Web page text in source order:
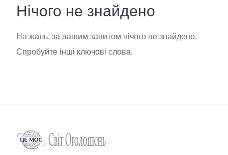
Нічого не знайдено
На жаль, за вашим запитом нічого не знайдено.
Спробуйте інші ключові слова.